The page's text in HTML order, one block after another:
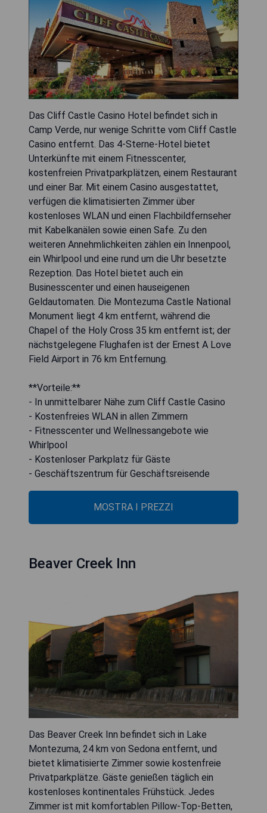
Das Cliff Castle Casino Hotel befindet sich in
Camp Verde, nur wenige Schritte vom Cliff Castle
Casino entfernt. Das 4-Sterne-Hotel bietet
Unterkünfte mit einem Fitnesscenter,
kostenfreien Privatparkplätzen, einem Restaurant
und einer Bar. Mit einem Casino ausgestattet,
verfügen die klimatisierten Zimmer über
kostenloses WLAN und einen Flachbildfernseher
mit Kabelkanälen sowie einen Safe. Zu den
weiteren Annehmlichkeiten zählen ein Innenpool,
ein Whirlpool und eine rund um die Uhr besetzte
Rezeption. Das Hotel bietet auch ein
Businesscenter und einen hauseigenen
Geldautomaten. Die Montezuma Castle National
Monument liegt 4 km entfernt, während die
Chapel of the Holy Cross 35 km entfernt ist; der
nächstgelegene Flughafen ist der Ernest A Love
Field Airport in 76 km Entfernung.
**Vorteile:**
- In unmittelbarer Nähe zum Cliff Castle Casino
- Kostenfreies WLAN in allen Zimmern
- Fitnesscenter und Wellnessangebote wie
Whirlpool
- Kostenloser Parkplatz für Gäste
- Geschäftszentrum für Geschäftsreisende
MOSTRA I PREZZI
Beaver Creek Inn
Das Beaver Creek Inn befindet sich in Lake
Montezuma, 24 km von Sedona entfernt, und
bietet klimatisierte Zimmer sowie kostenfreie
Privatparkplätze. Gäste genießen täglich ein
kostenloses kontinentales Frühstück. Jedes
Zimmer ist mit komfortablen Pillow-Top-Betten,